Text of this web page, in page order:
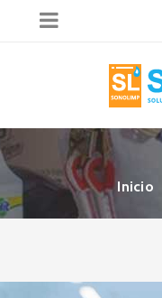
Inicio